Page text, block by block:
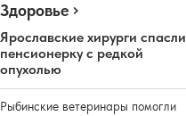
Здоровье
Ярославские хирурги спасли
пенсионерку с редкой
опухолью
Рыбинские ветеринары помогли